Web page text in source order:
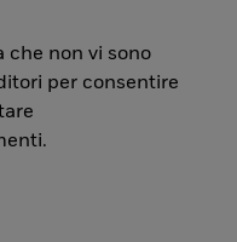
che non vi sono
per consentire